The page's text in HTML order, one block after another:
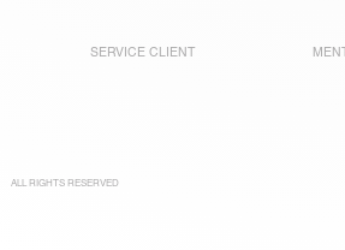
SERVICE CLIENT
ALL RIGHTS RESERVED